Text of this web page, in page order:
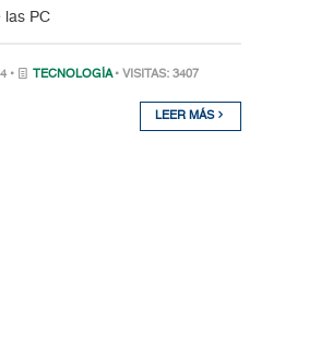
las PC
• TECNOLOGÍA • VISITAS: 3407
LEER MÁS